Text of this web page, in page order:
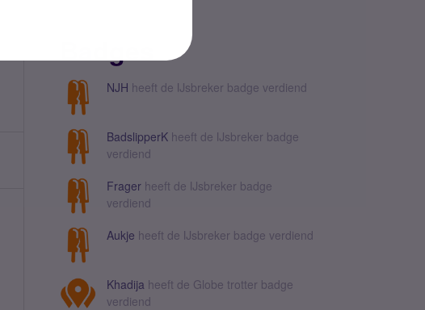
NJH heeft de IJsbreker badge verdiend
BadslipperK heeft de IJsbreker badge
verdiend
Frager heeft de IJsbreker badge
verdiend
Aukje heeft de IJsbreker badge verdiend
Khadija heeft de Globe trotter badge
verdiend